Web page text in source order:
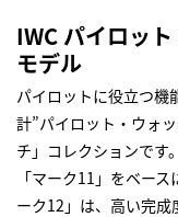
IWC パイロッ
モデル
パイロットに役立つ機
計”パイロット・ウォ
チ」コレクションです
「マーク11」をベー
ーク12」は、高い完成